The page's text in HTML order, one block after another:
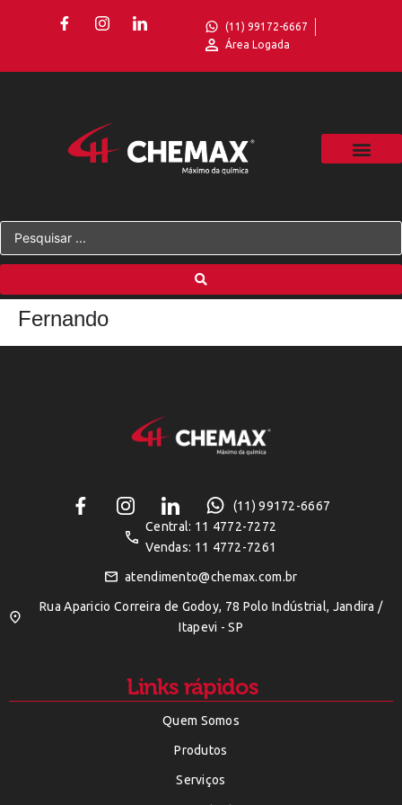
(11) 99172-6667
Área Logada
Fernando
(11) 99172-6667
Central: 11 4772-7272
Vendas: 11 4772-7261
atendimento@chemax.com.br
Rua Aparicio Correira de Godoy, 78 Polo Indústrial, Jandira /
Itapevi - SP
Links rápidos
Quem Somos
Produtos
Serviços